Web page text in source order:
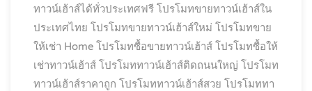
ทาวน์เฮ้าส์ได้ทั่วประเทศฟรี โปรโมทขายทาวน์เฮ้าส์ใน
ประเทศไทย โปรโมทขายทาวน์เฮ้าส์ใหม่ โปรโมทขาย
ให้เช่า Home โปรโมทซื้อขายทาวน์เฮ้าส์ โปรโมทซื้อให้
เช่าทาวน์เฮ้าส์ โปรโมททาวน์เฮ้าส์ติดถนนใหญ่ โปรโมท
ทาวน์เฮ้าส์ราคาถูก โปรโมททาวน์เฮ้าส์สวย โปรโมททา